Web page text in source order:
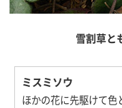
雪割草と
ミスミソウ
ほかの花に先駆けて